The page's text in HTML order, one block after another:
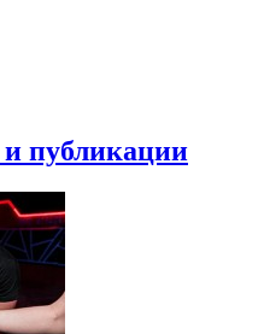
и публикации